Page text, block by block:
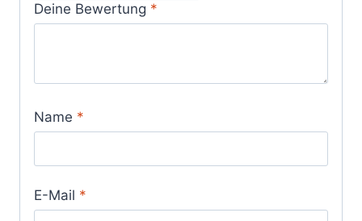
Deine Bewertung *
Name *
E-Mail *